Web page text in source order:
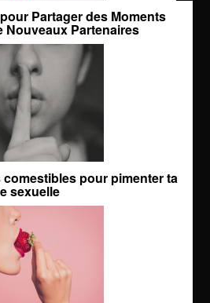
Partager des Moments
Nouveaux Partenaires
pour pimenter ta
sexuelle